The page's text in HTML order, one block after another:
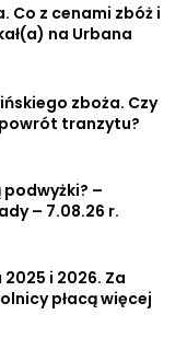
Co z cenami zbóż i
na Urbana
zboża. Czy
tranzytu?
–
– 7.08.26 r.
i 2026. Za
płacą więcej